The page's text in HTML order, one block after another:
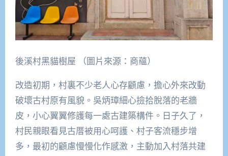
後溪村黑貓樹屋 （圖片來源：商蘊）
改造初期，村裏不少老人心存顧慮，擔心外來改動
破壞古村原有風貌。吳炳璋細心撿拾脫落的老牆
皮，小心翼翼修護每一處古建築構件。日子久了，
村民親眼看見古厝被用心呵護、村子客流穩步增
多，最初的顧慮慢慢化作感激，主動加入村落共建